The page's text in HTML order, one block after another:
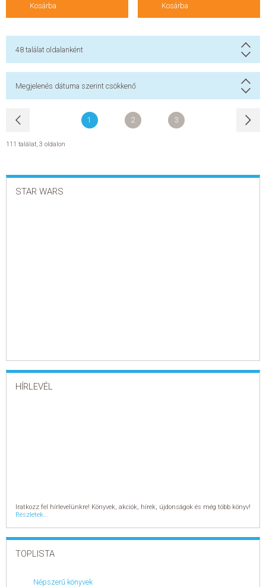
Kosárba Kosárba
48 találat oldalanként
Megjelenés dátuma szerint csökkenő
1 2 3
111 találat, 3 oldalon
STAR WARS
HÍRLEVÉL
Iratkozz fel hírlevelünkre! Könyvek, akciók, hírek, újdonságok és még több könyv!
Részletek...
TOPLISTA
Népszerű könyvek